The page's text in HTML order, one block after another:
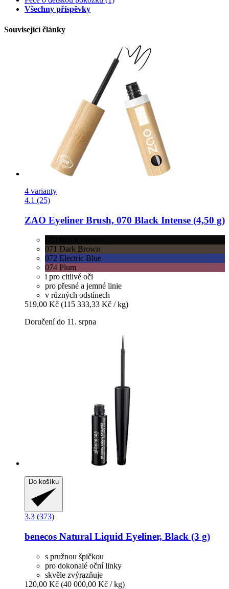
Všechny příspěvky
Související články
4 varianty
4.1 (25)
ZAO Eyeliner Brush, 070 Black Intense (4,50 g)
071 Dark Brown
072 Electric Blue
074 Plum
i pro citlivé oči
pro přesné a jemné linie
v různých odstínech
519,00 Kč (115 333,33 Kč / kg)
Doručení do 11. srpna
Do košíku
3.3 (373)
benecos Natural Liquid Eyeliner, Black (3 g)
s pružnou špičkou
pro dokonalé oční linky
skvěle zvýrazňuje
120,00 Kč (40 000,00 Kč / kg)